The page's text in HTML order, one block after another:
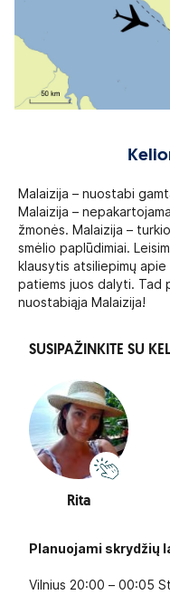
Malaizija – nuostabi
Malaizija –
žmonės. Malaizija –
smėlio paplūdimiai.
klausytis atsiliepimų
patiems juos dalyti. Tad
nuostabiąja Malaizija!
SUSIPAŽINKITE SU
Rita
Planuojami skrydžių
Vilnius 20:00 – 00:05